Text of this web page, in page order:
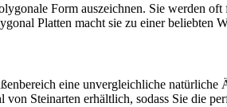
Form auszeichnen. Sie werden
Platten macht sie zu einer beliebten
eine unvergleichliche natürliche
Steinarten erhältlich, sodass Sie die